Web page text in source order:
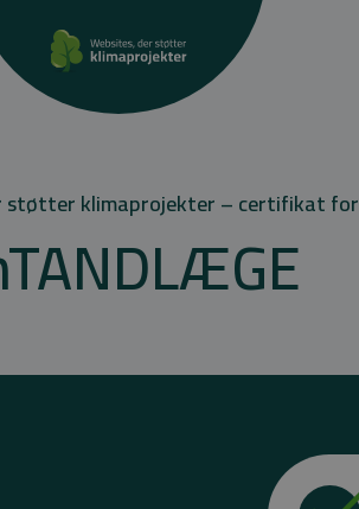
støtter klimaprojekter – certifikat for